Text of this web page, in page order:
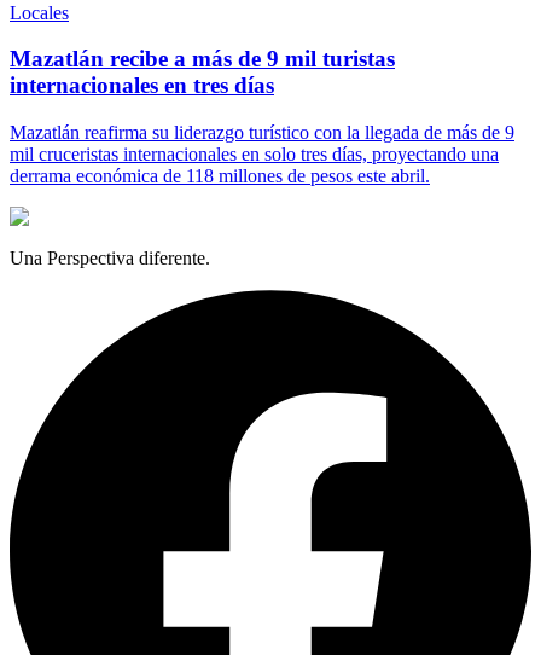
Locales
Mazatlán recibe a más de 9 mil turistas
internacionales en tres días
Mazatlán reafirma su liderazgo turístico con la llegada de más de 9
mil cruceristas internacionales en solo tres días, proyectando una
derrama económica de 118 millones de pesos este abril.
Una Perspectiva diferente.